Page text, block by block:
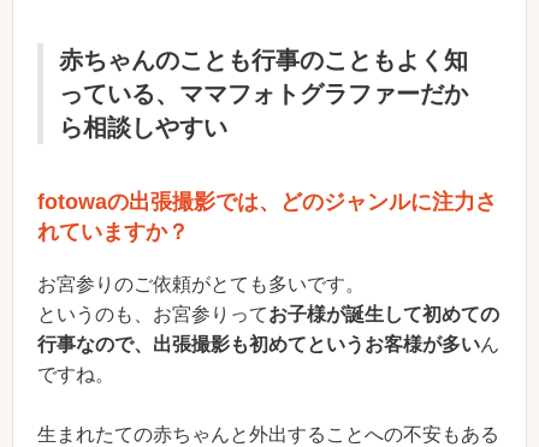
赤ちゃんのことも行事のこともよく知
っている、ママフォトグラファーだか
ら相談しやすい
fotowaの出張撮影では、どのジャンルに注力さ
れていますか？
お宮参りのご依頼がとても多いです。
というのも、お宮参りってお子様が誕生して初めての
行事なので、出張撮影も初めてというお客様が多いん
ですね。
生まれたての赤ちゃんと外出することへの不安もある